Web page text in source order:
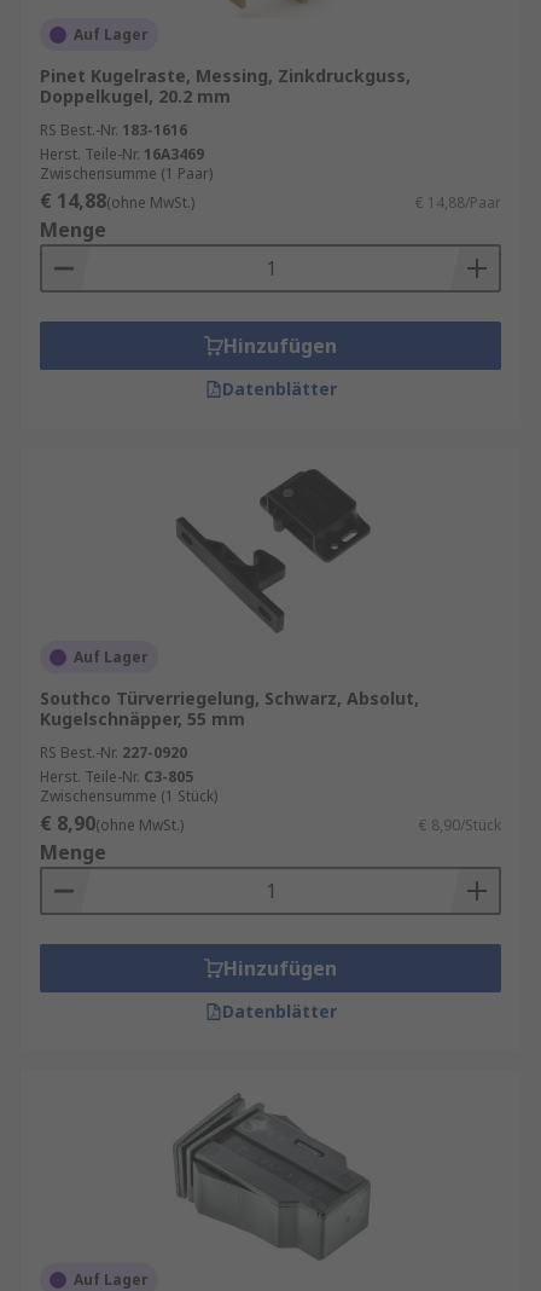
Auf Lager
Pinet Kugelraste, Messing, Zinkdruckguss,
Doppelkugel, 20.2 mm
RS Best.-Nr. 183-1616
Herst. Teile-Nr. 16A3469
Zwischensumme (1 Paar)
€ 14,88(ohne MwSt.) € 14,88/Paar
Menge
Hinzufügen
Datenblätter
Auf Lager
Southco Türverriegelung, Schwarz, Absolut,
Kugelschnäpper, 55 mm
RS Best.-Nr. 227-0920
Herst. Teile-Nr. C3-805
Zwischensumme (1 Stück)
€ 8,90(ohne MwSt.) € 8,90/Stück
Menge
Hinzufügen
Datenblätter
Auf Lager